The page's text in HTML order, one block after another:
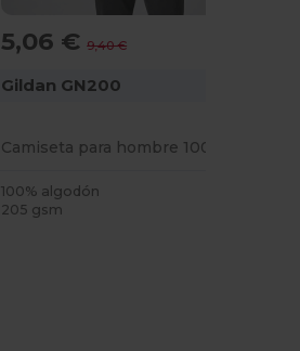
5,06 €9,40 €
Gildan GN200
100% algodón
205 gsm